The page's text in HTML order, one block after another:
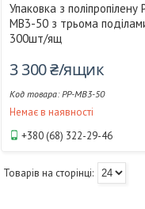
Упаковка з поліпропілену
МВ3-50 з трьома
300шт/ящ
3 300 ₴/ящик
РР-МВ3-50
Немає в наявності
+380 (68) 322-29-46